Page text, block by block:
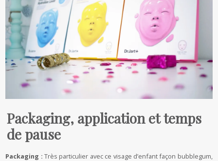
Packaging, application et temps
de pause
Packaging :Très particulier avec ce visage d’enfant façon bubblegum,